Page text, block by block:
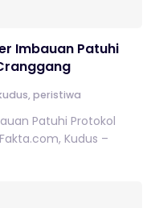
Imbauan Patuhi
,peristiwa
Patuhi Protokol
Kudus –